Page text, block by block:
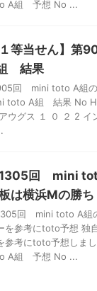
A組 予想 No ...
１等当せん】
結果
回 mini toto A組
toto A組 結果 No
ウグス １ ０ ２ 2 イ
回 mini
は横浜Mの勝ち
回 mini toto A組
を参考にtoto予想 独
参考にtoto予想しま
A組 予想 No ...